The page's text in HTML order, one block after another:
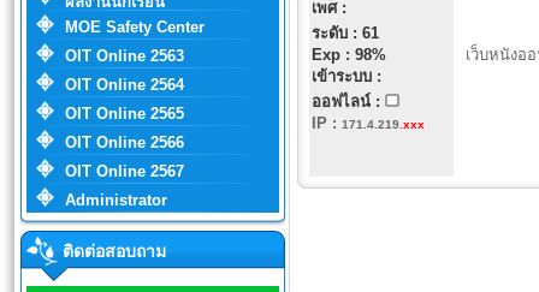
MOE Safety Center
OIT Online 2563
OIT Online 2564
OIT Online 2565
OIT Online 2566
OIT Online 2567
Administrator
ติดต่อสอบถาม
เพศ :
ระดับ : 61
Exp : 98%
เข้าระบบ :
ออฟไลน์ :
IP : 171.4.219. xxx
เว็บหนังอ